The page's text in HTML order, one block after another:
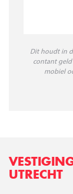
Dit houdt in
contant geld
mobiel
UTRECHT